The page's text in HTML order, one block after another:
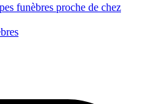
funèbres proche de chez